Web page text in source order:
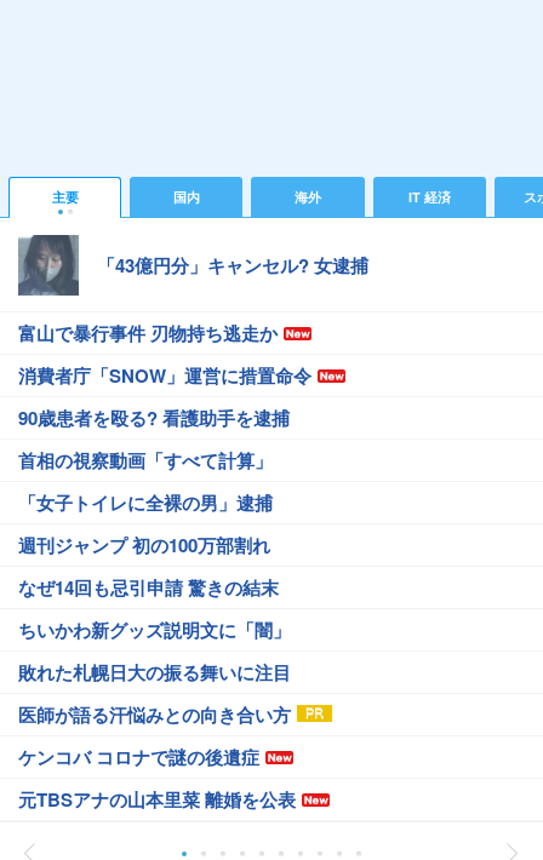
主要 国内 海外 IT 経済 ス
「43億円分」キャンセル? 女逮捕
富山で暴行事件 刃物持ち逃走か
消費者庁「SNOW」運営に措置命令
90歳患者を殴る? 看護助手を逮捕
首相の視察動画「すべて計算」
「女子トイレに全裸の男」逮捕
週刊ジャンプ 初の100万部割れ
なぜ14回も忌引申請 驚きの結末
ちいかわ新グッズ説明文に「闇」
敗れた札幌日大の振る舞いに注目
医師が語る汗悩みとの向き合い方
ケンコバ コロナで謎の後遺症
元TBSアナの山本里菜 離婚を公表